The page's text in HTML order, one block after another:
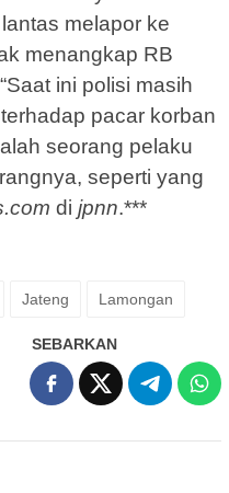
melapor ke
menangkap RB
ini polisi masih
pacar korban
seorang pelaku
seperti yang
di jpnn.***
Jateng Lamongan
SEBARKAN